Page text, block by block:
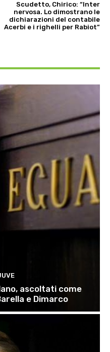
Scudetto, Chirico: “Inter
nervosa. Lo dimostrano le
dichiarazioni del contabile
Acerbi e i righelli per Rabiot”
ascoltati come
e Dimarco